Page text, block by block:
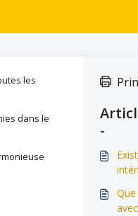
les
dans le
-